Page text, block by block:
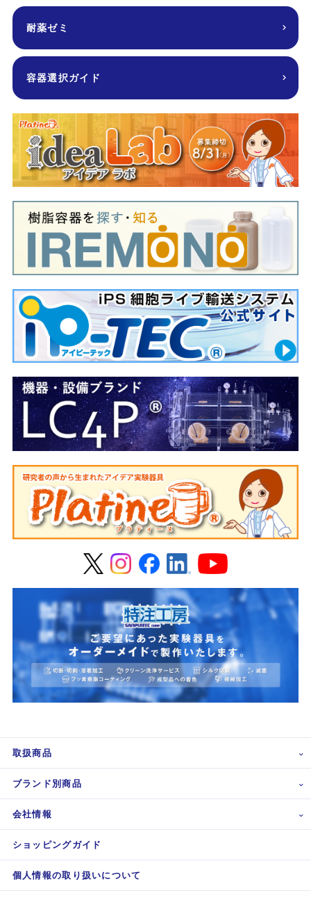
耐薬ゼミ
容器選択ガイド
取扱商品
ブランド別商品
会社情報
ショッピングガイド
個人情報の取り扱いについて